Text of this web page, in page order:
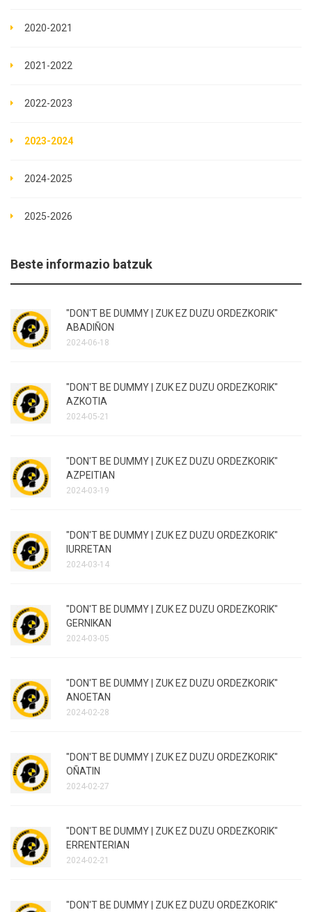
2020-2021
2021-2022
2022-2023
2023-2024
2024-2025
2025-2026
Beste informazio batzuk
"DON'T BE DUMMY | ZUK EZ DUZU ORDEZKORIK"
ABADIÑON
2024-06-18
"DON'T BE DUMMY | ZUK EZ DUZU ORDEZKORIK"
AZKOTIA
2024-05-21
"DON'T BE DUMMY | ZUK EZ DUZU ORDEZKORIK"
AZPEITIAN
2024-03-19
"DON'T BE DUMMY | ZUK EZ DUZU ORDEZKORIK"
IURRETAN
2024-03-14
"DON'T BE DUMMY | ZUK EZ DUZU ORDEZKORIK"
GERNIKAN
2024-03-05
"DON'T BE DUMMY | ZUK EZ DUZU ORDEZKORIK"
ANOETAN
2024-02-28
"DON'T BE DUMMY | ZUK EZ DUZU ORDEZKORIK"
OÑATIN
2024-02-27
"DON'T BE DUMMY | ZUK EZ DUZU ORDEZKORIK"
ERRENTERIAN
2024-02-21
"DON'T BE DUMMY | ZUK EZ DUZU ORDEZKORIK"